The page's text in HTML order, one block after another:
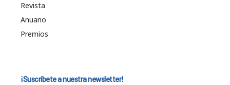
Revista
Anuario
Premios
¡Suscríbete a nuestra newsletter!